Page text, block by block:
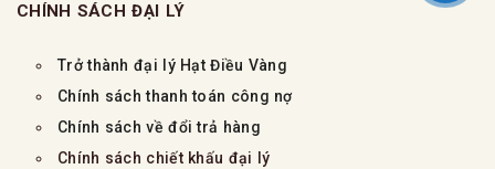
CHÍNH SÁCH ĐẠI LÝ
Trở thành đại lý Hạt Điều Vàng
Chính sách thanh toán công nợ
Chính sách về đổi trả hàng
Chính sách chiết khấu đại lý